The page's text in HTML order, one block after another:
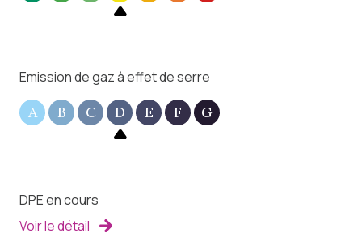
Emission de gaz à effet de serre
A B C D E F G
DPE en cours
Voir le détail